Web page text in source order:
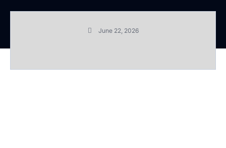
June 22, 2026